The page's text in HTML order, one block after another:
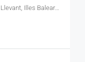
Carrer d'en Muntaner, sa Torre, Manacor, Llevant, Illes Balears, 07500, España